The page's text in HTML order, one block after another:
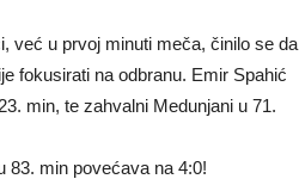
već u prvoj minuti meča, činilo se da
fokusirati na odbranu. Emir Spahić
min, te zahvalni Medunjani u 71.
83. min povećava na 4:0!